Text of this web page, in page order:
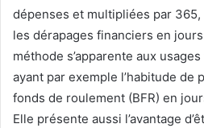
dépenses et multipliées par 365,
les dérapages financiers en
méthode s’apparente aux
ayant par exemple l’habitude de
fonds de roulement (BFR) en
Elle présente aussi l’avantage